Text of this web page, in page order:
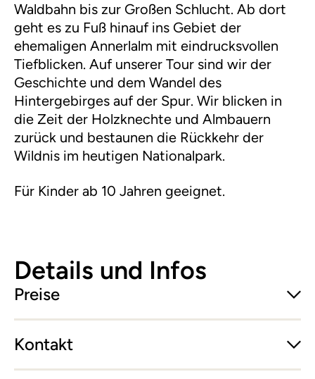
Waldbahn bis zur Großen Schlucht. Ab dort
geht es zu Fuß hinauf ins Gebiet der
ehemaligen Annerlalm mit eindrucksvollen
Tiefblicken. Auf unserer Tour sind wir der
Geschichte und dem Wandel des
Hintergebirges auf der Spur. Wir blicken in
die Zeit der Holzknechte und Almbauern
zurück und bestaunen die Rückkehr der
Wildnis im heutigen Nationalpark.
Für Kinder ab 10 Jahren geeignet.
Details und Infos
Preise
Kontakt